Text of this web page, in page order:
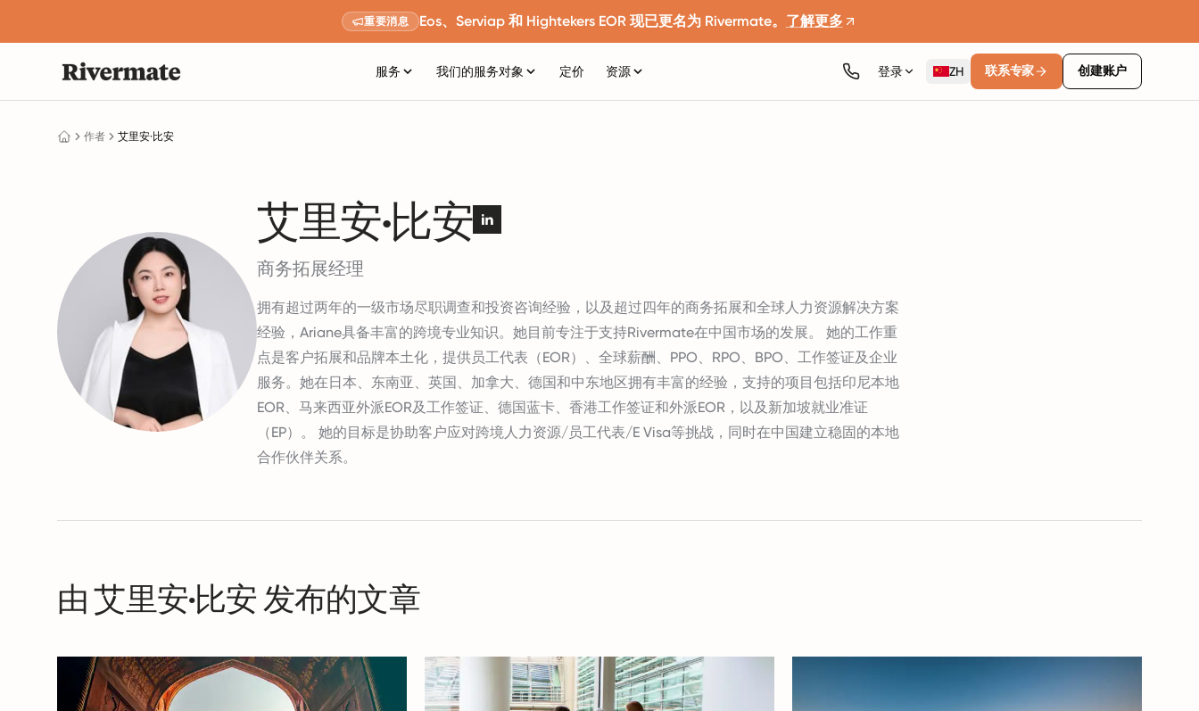
重要消息 Eos、Serviap 和 Hightekers EOR 现已更名为 Rivermate。 了解更多
服务 我们的服务对象 定价 资源 登录 ZH 联系专家 创建账户
作者 艾里安·比安
艾里安·比安
商务拓展经理
拥有超过两年的一级市场尽职调查和投资咨询经验，以及超过四年的商务拓展和全球人力资源解决方案
经验，Ariane具备丰富的跨境专业知识。她目前专注于支持Rivermate在中国市场的发展。 她的工作重
点是客户拓展和品牌本土化，提供员工代表（EOR）、全球薪酬、PPO、RPO、BPO、工作签证及企业
服务。她在日本、东南亚、英国、加拿大、德国和中东地区拥有丰富的经验，支持的项目包括印尼本地
EOR、马来西亚外派EOR及工作签证、德国蓝卡、香港工作签证和外派EOR，以及新加坡就业准证
（EP）。 她的目标是协助客户应对跨境人力资源/员工代表/E Visa等挑战，同时在中国建立稳固的本地
合作伙伴关系。
由 艾里安·比安 发布的文章